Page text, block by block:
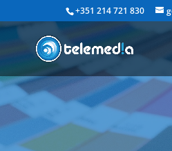
+351 214 721 830